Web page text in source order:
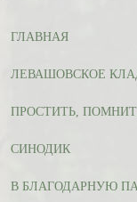
ГЛАВНАЯ
ЛЕВАШОВСКОЕ
ПРОСТИТЬ,
СИНОДИК
В БЛАГОДАРНУЮ